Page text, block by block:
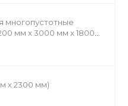
многопустотные
мм х 3000 мм х 1800
х 2300 мм)